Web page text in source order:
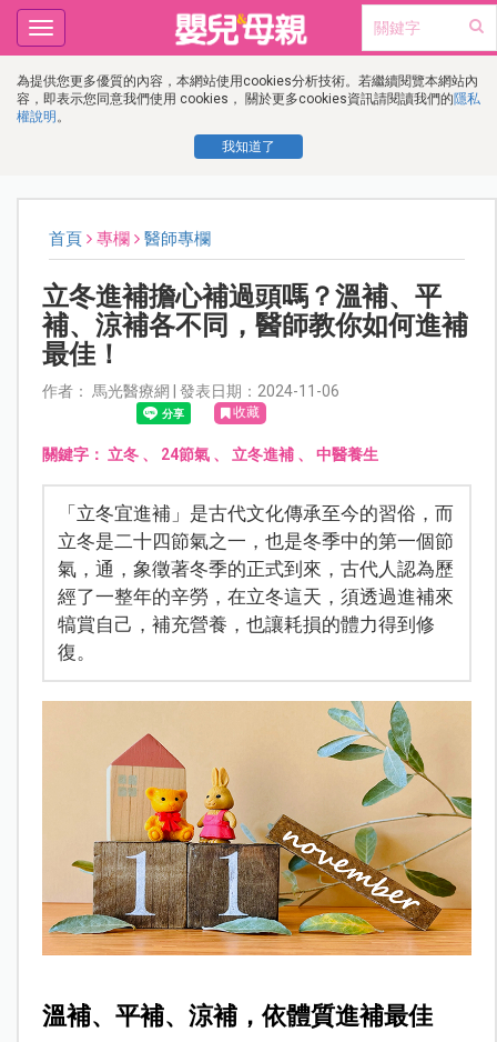
為提供您更多優質的內容，本網站使用cookies分析技術。若繼續閱覽本網站內
容，即表示您同意我們使用 cookies， 關於更多cookies資訊請閱讀我們的隱私
權說明 。
我知道了
Toggle
navigation
首頁 專欄 醫師專欄
立冬進補擔心補過頭嗎？溫補、平
補、涼補各不同，醫師教你如何進補
最佳！
作者： 馬光醫療網 | 發表日期：2024-11-06
收藏
關鍵字： 立冬、 24節氣、 立冬進補、 中醫養生
「立冬宜進補」是古代文化傳承至今的習俗，而
立冬是二十四節氣之一，也是冬季中的第一個節
氣，通，象徵著冬季的正式到來，古代人認為歷
經了一整年的辛勞，在立冬這天，須透過進補來
犒賞自己，補充營養，也讓耗損的體力得到修
復。
溫補、平補、涼補，依體質進補最佳